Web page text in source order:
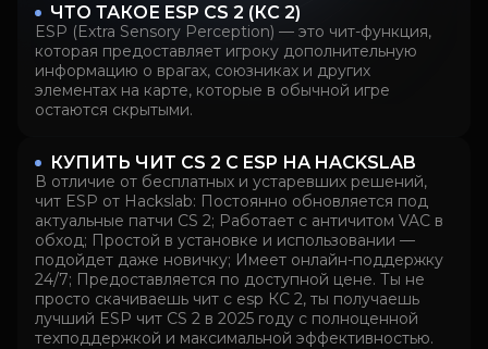
ЧТО ТАКОЕ ESP CS 2 (КС 2)
ESP (Extra Sensory Perception) — это чит-функция,
которая предоставляет игроку дополнительную
информацию о врагах, союзниках и других
элементах на карте, которые в обычной игре
остаются скрытыми.
КУПИТЬ ЧИТ CS 2 С ESP НА HACKSLAB
В отличие от бесплатных и устаревших решений,
чит ESP от Hackslab: Постоянно обновляется под
актуальные патчи CS 2; Работает с античитом VAC в
обход; Простой в установке и использовании —
подойдет даже новичку; Имеет онлайн-поддержку
24/7; Предоставляется по доступной цене. Ты не
просто скачиваешь чит с esp КС 2, ты получаешь
лучший ESP чит CS 2 в 2025 году с полноценной
техподдержкой и максимальной эффективностью.